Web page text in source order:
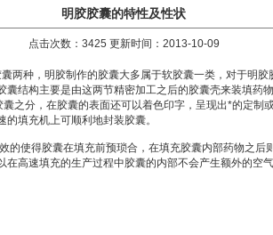
明胶胶囊的特性及性状
点击次数：3425 更新时间：2013-10-09
种，明胶制作的胶囊大多属于软胶囊一类，对于明胶
囊结构主要是由这两节精密加工之后的胶囊壳来装填药
之分，在胶囊的表面还可以着色印字，呈现出*的定制
填充机上可顺利地封装胶囊。
使得胶囊在填充前预琐合，在填充胶囊内部药物之后
在高速填充的生产过程中胶囊的内部不会产生额外的空